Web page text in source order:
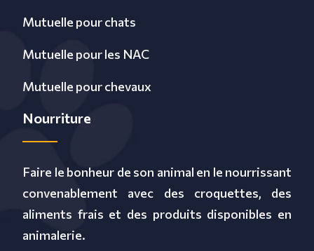
Mutuelle pour chats
Mutuelle pour les NAC
Mutuelle pour chevaux
Nourriture
Faire le bonheur de son animal en le nourrissant
convenablement avec des croquettes, des
aliments frais et des produits disponibles en
animalerie.